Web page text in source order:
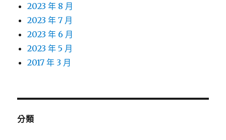
2023 年 8 月
2023 年 7 月
2023 年 6 月
2023 年 5 月
2017 年 3 月
分類